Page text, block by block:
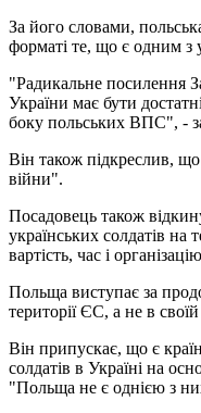
За його словами,
форматі те, що є одним з
"Радикальне посилення
України має бути
боку польських ВПС", -
Він також підкреслив,
війни".
Посадовець також
українських солдатів на
вартість, час і
Польща виступає за
території ЄС, а не в
Він припускає, що є
солдатів в Україні на
"Польща не є однією з